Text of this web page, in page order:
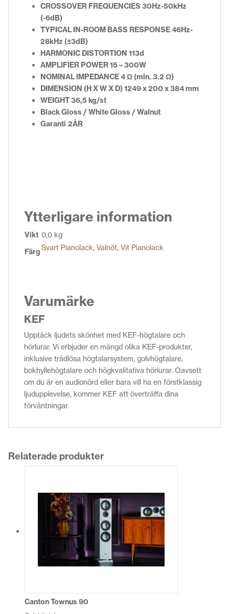
CROSSOVER FREQUENCIES 30Hz-50kHz
(-6dB)
TYPICAL IN-ROOM BASS RESPONSE 46Hz-
28kHz (±3dB)
HARMONIC DISTORTION 113d
AMPLIFIER POWER 15 – 300W
NOMINAL IMPEDANCE 4 Ω (min. 3.2 Ω)
DIMENSION (H X W X D) 1249 x 200 x 384 mm
WEIGHT 36,5kg/st
Black Gloss / White Gloss / Walnut
Garanti 2ÅR
Ytterligare information
Vikt 0,0 kg
FärgSvart Pianolack, Valnöt, Vit Pianolack
Varumärke
KEF
Upptäck ljudets skönhet med KEF-högtalare och
hörlurar. Vi erbjuder en mängd olika KEF-produkter,
inklusive trådlösa högtalarsystem, golvhögtalare,
bokhyllehögtalare och högkvalitativa hörlurar. Oavsett
om du är en audionörd eller bara vill ha en förstklassig
ljudupplevelse, kommer KEF att överträffa dina
förväntningar.
Relaterade produkter
Canton Townus 90